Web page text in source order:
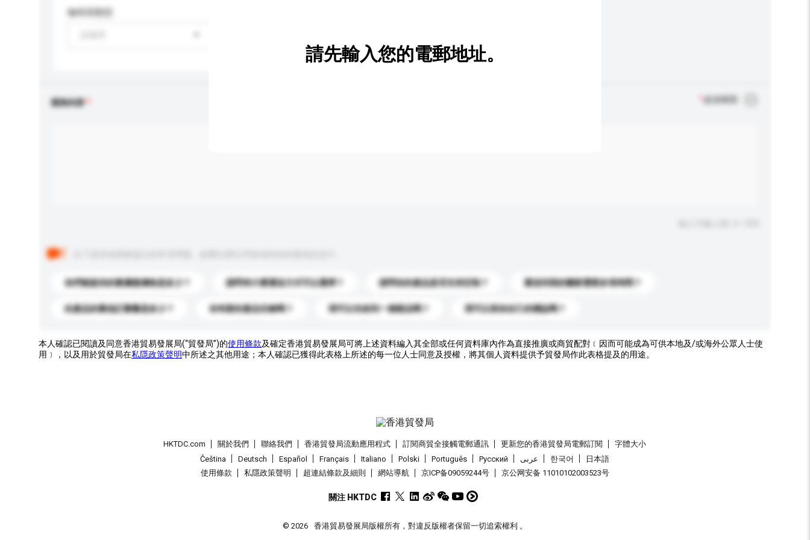
咖啡因類型
查詢內容
你們能提供的最優惠價格是多少？ 請問有什麼運送方式可以選擇？ 請問你的產品是否支持定制？ 運送到我的國家需要多長時間？
此產品的最低訂購量是多少？ 你有新的產品目錄嗎？ 我可以先收到一個樣品嗎？ 我可以添加自己的標誌嗎？
請先輸入您的電郵地址。
本人確認已閱讀及同意香港貿易發展局(“貿發局”)的使用條款及確定香港貿易發展局可將上述資料編入其全部或任何資料庫內作為直接推廣或商貿配對﹝因而可能成為可供本地及/或海外公眾人士使
用﹞，以及用於貿發局在私隱政策聲明中所述之其他用途；本人確認已獲得此表格上所述的每一位人士同意及授權，將其個人資料提供予貿發局作此表格提及的用途。
HKTDC.com 關於我們 聯絡我們 香港貿發局流動應用程式 訂閱商貿全接觸電郵通訊 更新您的香港貿發局電郵訂閱
字體大小
Čeština
Deutsch Español Français Italiano Polski Português Pусский عربى 한국어
日本語
使用條款
私隱政策聲明 超連結條款及細則 網站導航 京ICP备09059244号 京公网安备 11010102003523号
關注 HKTDC
© 2026 香港貿易發展局版權所有，對違反版權者保留一切追索權利 。